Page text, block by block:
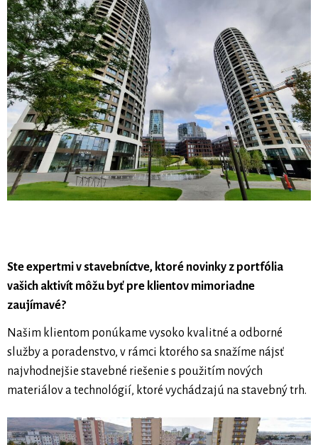
Ste expertmi v stavebníctve, ktoré novinky z portfólia
vašich aktivít môžu byť pre klientov mimoriadne
zaujímavé?
Našim klientom ponúkame vysoko kvalitné a odborné
služby a poradenstvo, v rámci ktorého sa snažíme nájsť
najvhodnejšie stavebné riešenie s použitím nových
materiálov a technológií, ktoré vychádzajú na stavebný trh.